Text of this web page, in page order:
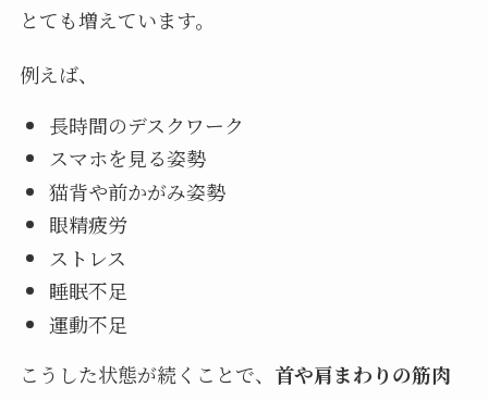
とても増えています。
例えば、
長時間のデスクワーク
スマホを見る姿勢
猫背や前かがみ姿勢
眼精疲労
ストレス
睡眠不足
運動不足
こうした状態が続くことで、 首や肩まわりの筋肉